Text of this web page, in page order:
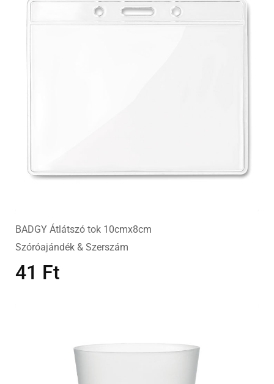
BADGY Átlátszó tok 10cmx8cm
Szóróajándék & Szerszám
41 Ft